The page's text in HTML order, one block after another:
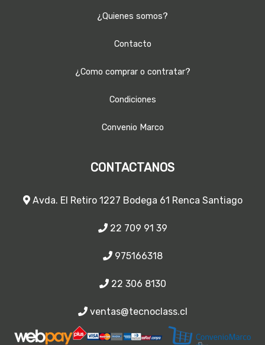
¿Quienes somos?
Contacto
¿Como comprar o contratar?
Condiciones
Convenio Marco
CONTACTANOS
Avda. El Retiro 1227 Bodega 61 Renca Santiago
22 709 91 39
975166318
22 306 8130
ventas@tecnoclass.cl